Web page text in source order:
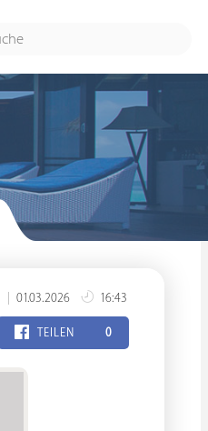
01.03.2026 16:43
TEILEN 0